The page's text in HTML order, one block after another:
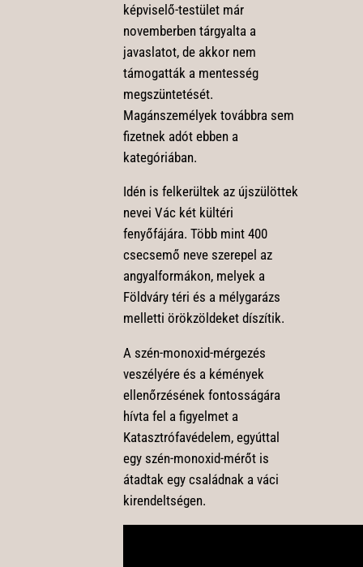
képviselő-testület már
novemberben tárgyalta a
javaslatot, de akkor nem
támogatták a mentesség
megszüntetését.
Magánszemélyek továbbra sem
fizetnek adót ebben a
kategóriában.
Idén is felkerültek az újszülöttek
nevei Vác két kültéri
fenyőfájára. Több mint 400
csecsemő neve szerepel az
angyalformákon, melyek a
Földváry téri és a mélygarázs
melletti örökzöldeket díszítik.
A szén-monoxid-mérgezés
veszélyére és a kémények
ellenőrzésének fontosságára
hívta fel a figyelmet a
Katasztrófavédelem, egyúttal
egy szén-monoxid-mérőt is
átadtak egy családnak a váci
kirendeltségen.